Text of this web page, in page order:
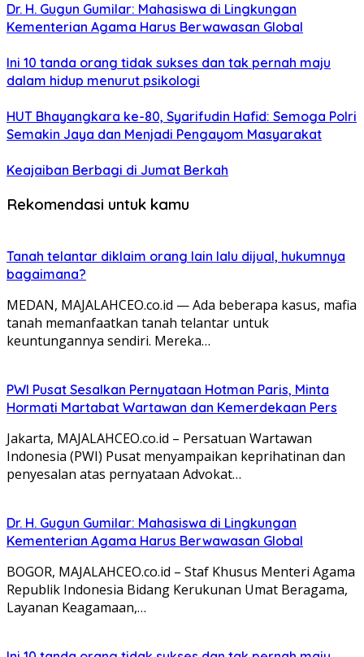
Dr. H. Gugun Gumilar: Mahasiswa di Lingkungan
Kementerian Agama Harus Berwawasan Global
Ini 10 tanda orang tidak sukses dan tak pernah maju
dalam hidup menurut psikologi
HUT Bhayangkara ke-80, Syarifudin Hafid: Semoga Polri
Semakin Jaya dan Menjadi Pengayom Masyarakat
Keajaiban Berbagi di Jumat Berkah
Rekomendasi untuk kamu
Tanah telantar diklaim orang lain lalu dijual, hukumnya
bagaimana?
MEDAN, MAJALAHCEO.co.id — Ada beberapa kasus, mafia
tanah memanfaatkan tanah telantar untuk
keuntungannya sendiri. Mereka…
PWI Pusat Sesalkan Pernyataan Hotman Paris, Minta
Hormati Martabat Wartawan dan Kemerdekaan Pers
Jakarta, MAJALAHCEO.co.id – Persatuan Wartawan
Indonesia (PWI) Pusat menyampaikan keprihatinan dan
penyesalan atas pernyataan Advokat…
Dr. H. Gugun Gumilar: Mahasiswa di Lingkungan
Kementerian Agama Harus Berwawasan Global
BOGOR, MAJALAHCEO.co.id – Staf Khusus Menteri Agama
Republik Indonesia Bidang Kerukunan Umat Beragama,
Layanan Keagamaan,…